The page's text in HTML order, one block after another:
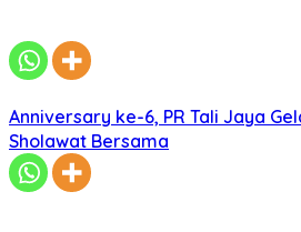
Anniversary ke-6, PR Tali Jaya
Sholawat Bersama